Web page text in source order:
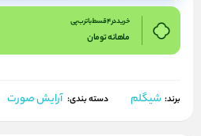
خرید در 4 قسط با ترب پی
ماهانهتومان
برند: شیگلم دسته بندی: آرایش صورت